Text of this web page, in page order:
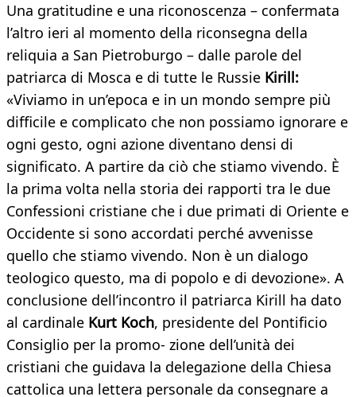
Una gratitudine e una riconoscenza – confermata
l’altro ieri al momento della riconsegna della
reliquia a San Pietroburgo – dalle parole del
patriarca di Mosca e di tutte le Russie Kirill:
«Viviamo in un’epoca e in un mondo sempre più
difficile e complicato che non possiamo ignorare e
ogni gesto, ogni azione diventano densi di
significato. A partire da ciò che stiamo vivendo. È
la prima volta nella storia dei rapporti tra le due
Confessioni cristiane che i due primati di Oriente e
Occidente si sono accordati perché avvenisse
quello che stiamo vivendo. Non è un dialogo
teologico questo, ma di popolo e di devozione». A
conclusione dell’incontro il patriarca Kirill ha dato
al cardinale Kurt Koch, presidente del Pontificio
Consiglio per la promo- zione dell’unità dei
cristiani che guidava la delegazione della Chiesa
cattolica una lettera personale da consegnare a